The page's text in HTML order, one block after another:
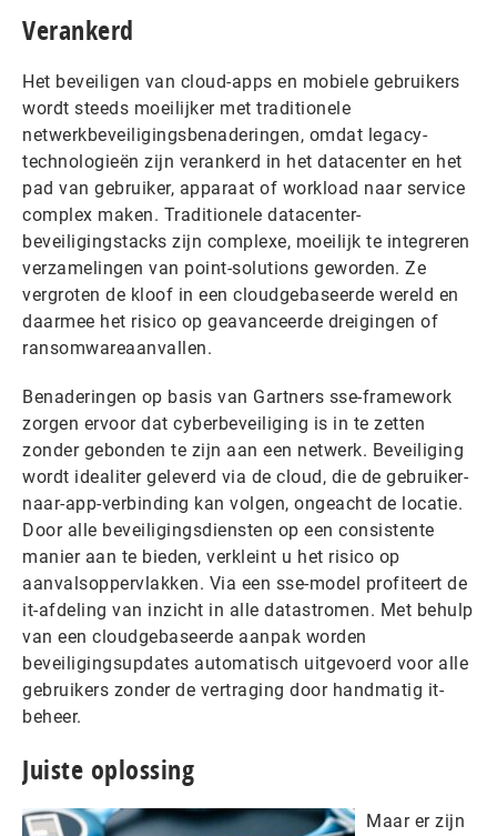
Verankerd
Het beveiligen van cloud-apps en mobiele gebruikers
wordt steeds moeilijker met traditionele
netwerkbeveiligingsbenaderingen, omdat legacy-
technologieën zijn verankerd in het datacenter en het
pad van gebruiker, apparaat of workload naar service
complex maken. Traditionele datacenter-
beveiligingstacks zijn complexe, moeilijk te integreren
verzamelingen van point-solutions geworden. Ze
vergroten de kloof in een cloudgebaseerde wereld en
daarmee het risico op geavanceerde dreigingen of
ransomwareaanvallen.
Benaderingen op basis van Gartners sse-framework
zorgen ervoor dat cyberbeveiliging is in te zetten
zonder gebonden te zijn aan een netwerk. Beveiliging
wordt idealiter geleverd via de cloud, die de gebruiker-
naar-app-verbinding kan volgen, ongeacht de locatie.
Door alle beveiligingsdiensten op een consistente
manier aan te bieden, verkleint u het risico op
aanvalsoppervlakken. Via een sse-model profiteert de
it-afdeling van inzicht in alle datastromen. Met behulp
van een cloudgebaseerde aanpak worden
beveiligingsupdates automatisch uitgevoerd voor alle
gebruikers zonder de vertraging door handmatig it-
beheer.
Juiste oplossing
Maar er zijn